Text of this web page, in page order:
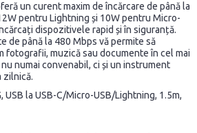
un curent maxim de încărcare de până la
pentru Lightning și 10W pentru Micro-
dispozitivele rapid și în siguranță.
de până la 480 Mbps vă permite să
fotografii, muzică sau documente în cel mai
numai convenabil, ci și un instrument